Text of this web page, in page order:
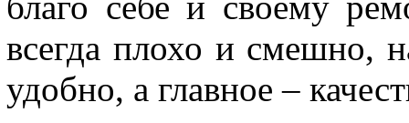
всегда плохо и смешно,
удобно, а главное –